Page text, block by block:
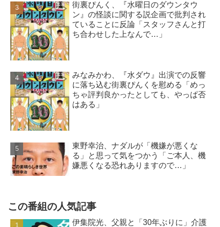
街裏ぴんく、『水曜日のダウンタウ
ン』の怪談に関する説企画で批判され
ていることに反論「スタッフさんと打
ち合わせした上なんで…」
みなみかわ、『水ダウ』出演での反響
に落ち込む街裏ぴんくを慰める「めっ
ちゃ評判良かったとしても、やっぱ否
はある」
東野幸治、ナダルが「機嫌が悪くな
る」と思って気をつかう「ご本人、機
嫌悪くなる恐れありますので…」
この番組の人気記事
伊集院光、父親と「30年ぶりに」介護